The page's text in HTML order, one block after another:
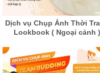
Dịch vụ Chụp Ảnh Thời
Lookbook ( Ngoại cảnh )